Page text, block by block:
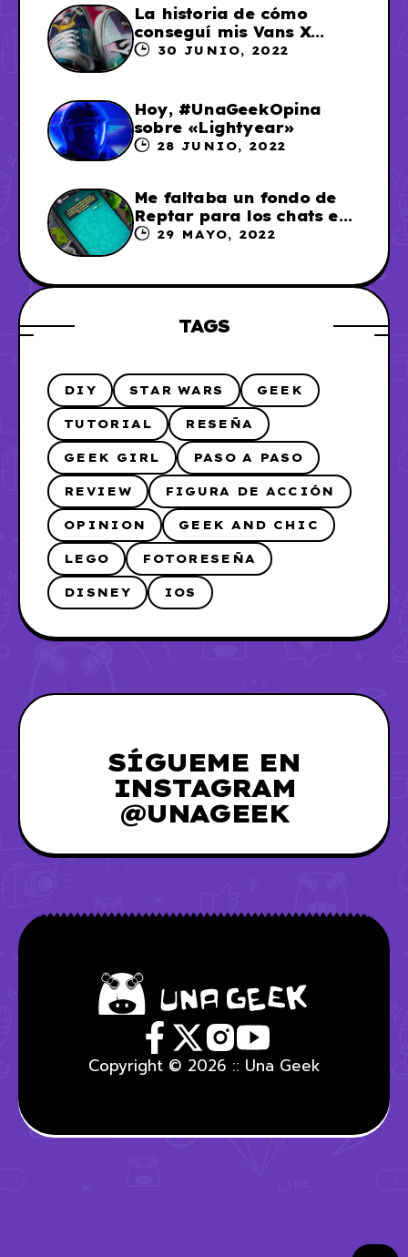
La historia de cómo
conseguí mis Vans X
Sailor Moon
30 JUNIO, 2022
Hoy, #UnaGeekOpina
sobre «Lightyear»
28 JUNIO, 2022
Me faltaba un fondo de
Reptar para los chats en
WhatsApp, así que me lo
29 MAYO, 2022
TAGS
DIY STAR WARS GEEK
TUTORIAL RESEÑA
GEEK GIRL PASO A PASO
REVIEW FIGURA DE ACCIÓN
OPINION GEEK AND CHIC
LEGO FOTORESEÑA
DISNEY IOS
SÍGUEME EN
INSTAGRAM
@UNAGEEK
Copyright © 2026 :: Una Geek